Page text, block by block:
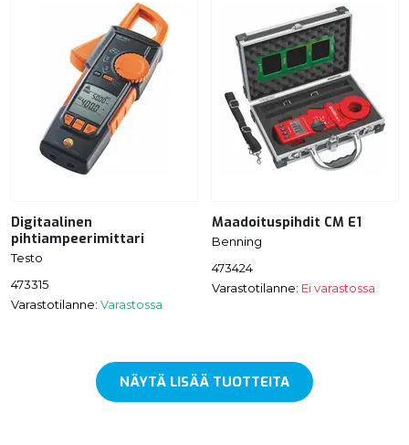
Digitaalinen
pihtiampeerimittari
Testo
473315
Varastotilanne: Varastossa
Maadoituspihdit CM E1
Benning
473424
Varastotilanne: Ei varastossa
NÄYTÄ LISÄÄ TUOTTEITA